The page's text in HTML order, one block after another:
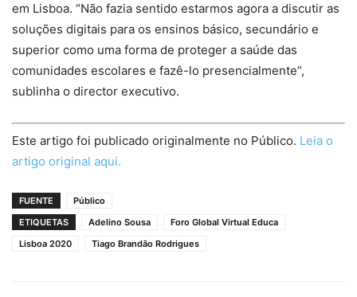
em Lisboa. “Não fazia sentido estarmos agora a discutir as
soluções digitais para os ensinos básico, secundário e
superior como uma forma de proteger a saúde das
comunidades escolares e fazê-lo presencialmente”,
sublinha o director executivo.
Este artigo foi publicado originalmente no Público. Leia o
artigo original aqui.
FUENTE
Público
ETIQUETAS
Adelino Sousa
Foro Global Virtual Educa
Lisboa 2020
Tiago Brandão Rodrigues